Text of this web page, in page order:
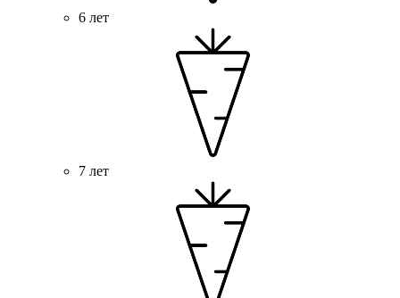
6 лет
7 лет